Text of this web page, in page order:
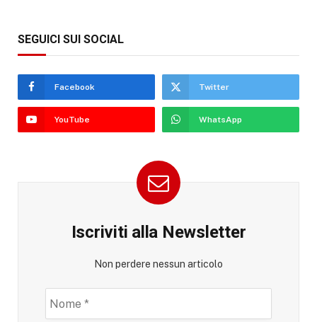
SEGUICI SUI SOCIAL
Facebook Twitter
YouTube WhatsApp
Iscriviti alla Newsletter
Non perdere nessun articolo